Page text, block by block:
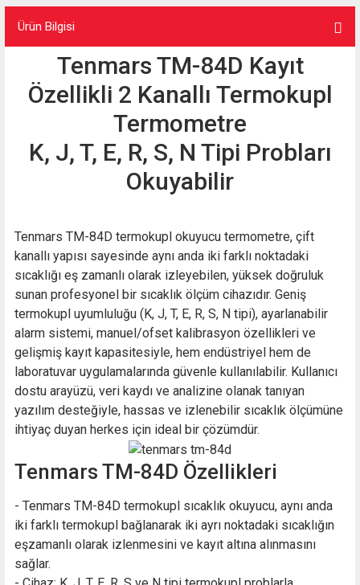
Ürün Bilgisi
Tenmars TM-84D Kayıt
Özellikli 2 Kanallı Termokupl
Termometre
K, J, T, E, R, S, N Tipi Probları
Okuyabilir
Tenmars TM-84D termokupl okuyucu termometre, çift
kanallı yapısı sayesinde aynı anda iki farklı noktadaki
sıcaklığı eş zamanlı olarak izleyebilen, yüksek doğruluk
sunan profesyonel bir sıcaklık ölçüm cihazıdır. Geniş
termokupl uyumluluğu (K, J, T, E, R, S, N tipi), ayarlanabilir
alarm sistemi, manuel/ofset kalibrasyon özellikleri ve
gelişmiş kayıt kapasitesiyle, hem endüstriyel hem de
laboratuvar uygulamalarında güvenle kullanılabilir. Kullanıcı
dostu arayüzü, veri kaydı ve analizine olanak tanıyan
yazılım desteğiyle, hassas ve izlenebilir sıcaklık ölçümüne
ihtiyaç duyan herkes için ideal bir çözümdür.
Tenmars TM-84D Özellikleri
- Tenmars TM-84D termokupl sıcaklık okuyucu, aynı anda
iki farklı termokupl bağlanarak iki ayrı noktadaki sıcaklığın
eşzamanlı olarak izlenmesini ve kayıt altına alınmasını
sağlar.